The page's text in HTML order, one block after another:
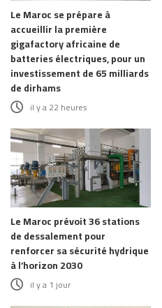
Le Maroc se prépare à
accueillir la première
gigafactory africaine de
batteries électriques, pour un
investissement de 65 milliards
de dirhams
il y a 22 heures
Le Maroc prévoit 36 stations
de dessalement pour
renforcer sa sécurité hydrique
à l’horizon 2030
il y a 1 jour